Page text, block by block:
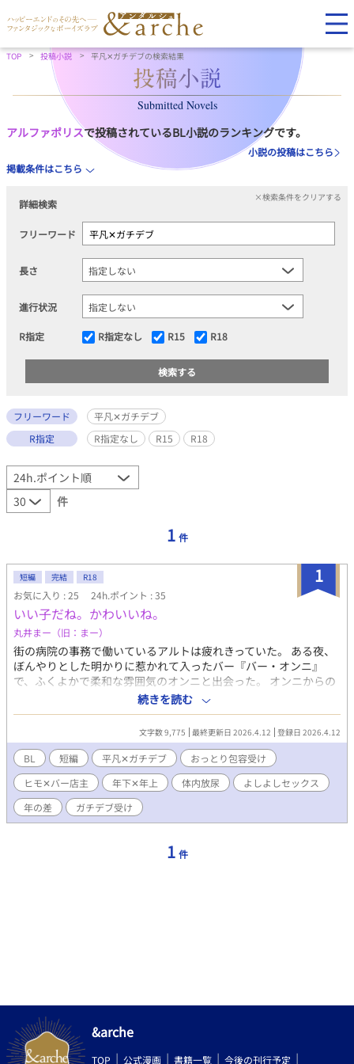
TOP 投稿小説 平凡✕ガチデブの検索結果
Submitted Novels
アルファポリスで投稿されているBL小説のランキングです。
小説の投稿はこちら
掲載条件はこちら
詳細検索
×検索条件をクリアする
フリーワード
長さ
進行状況
R指定 R指定なし R15 R18
フリーワード
平凡✕ガチデブ
R指定
R指定なし R15 R18
件
1 件
1
短編 完結 R18
お気に入り : 25 24h.ポイント : 35
いい子だね。かわいいね。
丸井まー（旧：まー）
街の病院の事務で働いているアルトは疲れきっていた。 ある夜、
ぼんやりとした明かりに惹かれて入ったバー『バー・オンニ』
で、ふくよかで柔和な雰囲気のオンニと出会った。 オンニからの
提案で、アルトはオンニのヒモになることにした。 疲れた平凡ヒ
モ✕癒やし系ガチデブおっさん。 ※よしよしセックス&体内放尿
あります！ ※ムーンライトノベルズさんでも公開しております。
続きを読む
文字数 9,775 最終更新日 2026.4.12 登録日 2026.4.12
BL 短編 平凡✕ガチデブ
おっとり包容受け
ヒモ✕バー店主
年下✕年上 体内放尿
よしよしセックス
年の差
ガチデブ受け
1 件
&arche
TOP 公式漫画 書籍一覧 今後の刊行予定